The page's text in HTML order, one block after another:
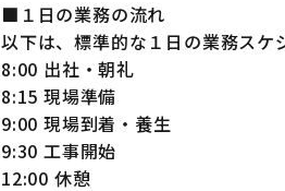
■１日の業務の流れ
以下は、標準的な１日の業務スケ
8:00 出社・朝礼
8:15 現場準備
9:00 現場到着・養生
9:30 工事開始
12:00 休憩